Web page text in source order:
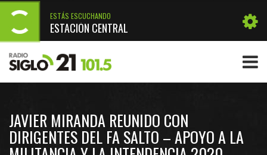
ESTÁS ESCUCHANDO
ESTACIÓN CENTRAL
JAVIER MIRANDA REUNIDO CON
DIRIGENTES DEL FA SALTO – APOYO A LA